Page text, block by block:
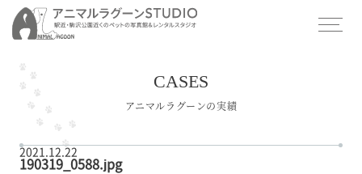
CASES
アニマルラグーンの実績
2021.12.22
190319_0588.jpg